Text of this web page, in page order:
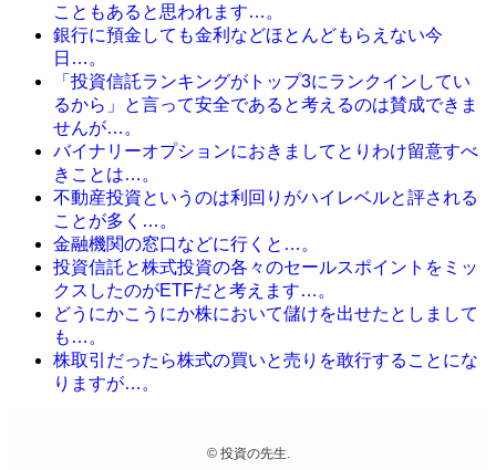
こともあると思われます…。
銀行に預金しても金利などほとんどもらえない今
日…。
「投資信託ランキングがトップ3にランクインしてい
るから」と言って安全であると考えるのは賛成できま
せんが…。
バイナリーオプションにおきましてとりわけ留意すべ
きことは…。
不動産投資というのは利回りがハイレベルと評される
ことが多く…。
金融機関の窓口などに行くと…。
投資信託と株式投資の各々のセールスポイントをミッ
クスしたのがETFだと考えます…。
どうにかこうにか株において儲けを出せたとしまして
も…。
株取引だったら株式の買いと売りを敢行することにな
りますが…。
©投資の先生.